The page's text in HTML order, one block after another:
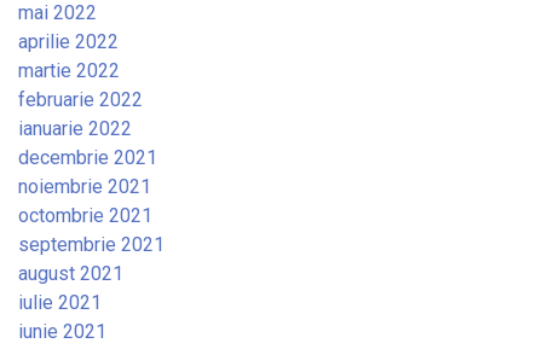
mai 2022
aprilie 2022
martie 2022
februarie 2022
ianuarie 2022
decembrie 2021
noiembrie 2021
octombrie 2021
septembrie 2021
august 2021
iulie 2021
iunie 2021